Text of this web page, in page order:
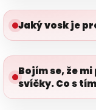
Jaký vosk je
Bojím se, že
svíčky. Co s